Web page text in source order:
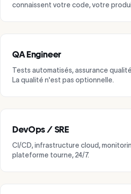
connaissent votre code, votre
QA Engineer
Tests automatisés, assurance
La qualité n'est pas optionnelle.
DevOps / SRE
CI/CD, infrastructure cloud,
plateforme tourne, 24/7.